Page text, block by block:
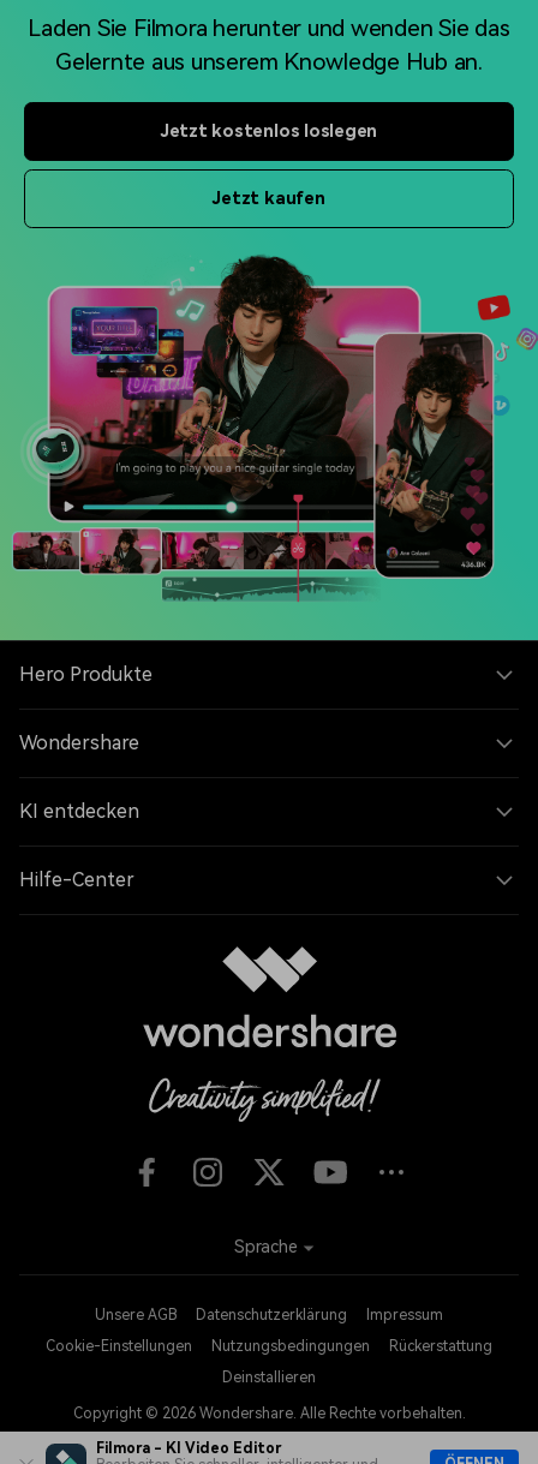
Filmora - KI Video Editor
Laden Sie Filmora herunter und wenden Sie das
Gelernte aus unserem Knowledge Hub an.
Jetzt kostenlos loslegen
Jetzt kaufen
Hero Produkte
Wondershare
KI entdecken
Hilfe-Center
Unsere AGB Datenschutzerklärung
Impressum
Cookie-Einstellungen
Nutzungsbedingungen
Rückerstattung
Deinstallieren
Copyright © 2026 Wondershare. Alle Rechte vorbehalten.
Sprache